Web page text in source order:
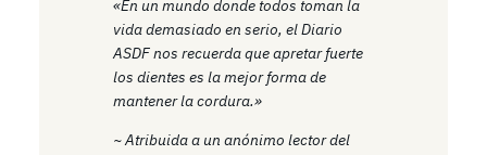
«En un mundo donde todos toman la
vida demasiado en serio, el Diario
ASDF nos recuerda que apretar fuerte
los dientes es la mejor forma de
mantener la cordura.»
~ Atribuida a un anónimo lector del